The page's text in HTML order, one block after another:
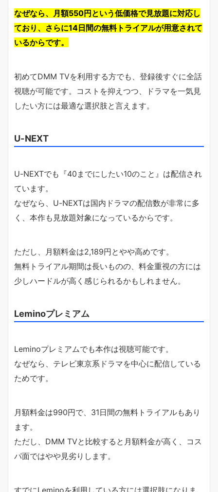
なぜなら、月額550円という低価格で見放題に対応し
ており、さらに14日間の無料トライアルが用意されて
いるからです。
初めてDMM TVを利用する方でも、登録後すぐに全話
視聴が可能です。コストを抑えつつ、ドラマを一気見
したい方には最適な選択肢と言えます。
U-NEXT
U-NEXTでも『40までにしたい10のこと』は配信され
ています。
なぜなら、U-NEXTは国内ドラマの配信数が非常に多
く、本作も見放題対象になっているからです。
ただし、月額料金は2,189円とやや高めです。
無料トライアル期間は長いものの、料金重視の方には
少しハードルが高く感じられるかもしれません。
Leminoプレミアム
Leminoプレミアムでも本作は視聴可能です。
なぜなら、テレビ東京系ドラマを中心に配信している
ためです。
月額料金は990円で、31日間の無料トライアルもあり
ます。
ただし、DMM TVと比較すると月額料金が高く、コス
パ面ではやや見劣りします。